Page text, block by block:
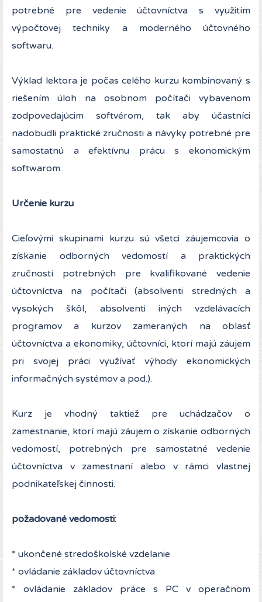
potrebné pre vedenie účtovníctva s využitím
výpočtovej techniky a moderného účtovného
softwaru.
Výklad lektora je počas celého kurzu kombinovaný s
riešením úloh na osobnom počítači vybavenom
zodpovedajúcim softvérom, tak aby účastníci
nadobudli praktické zručnosti a návyky potrebné pre
samostatnú a efektívnu prácu s ekonomickým
softwarom.
Určenie kurzu
Cieľovými skupinami kurzu sú všetci záujemcovia o
získanie odborných vedomostí a praktických
zručností potrebných pre kvalifikované vedenie
účtovníctva na počítači (absolventi stredných a
vysokých škôl, absolventi iných vzdelávacích
programov a kurzov zameraných na oblasť
účtovníctva a ekonomiky, účtovníci, ktorí majú záujem
pri svojej práci využívať výhody ekonomických
informačných systémov a pod.).
Kurz je vhodný taktiež pre uchádzačov o
zamestnanie, ktorí majú záujem o získanie odborných
vedomostí, potrebných pre samostatné vedenie
účtovníctva v zamestnaní alebo v rámci vlastnej
podnikateľskej činnosti.
požadované vedomosti:
* ukončené stredoškolské vzdelanie
* ovládanie základov účtovníctva
* ovládanie základov práce s PC v operačnom